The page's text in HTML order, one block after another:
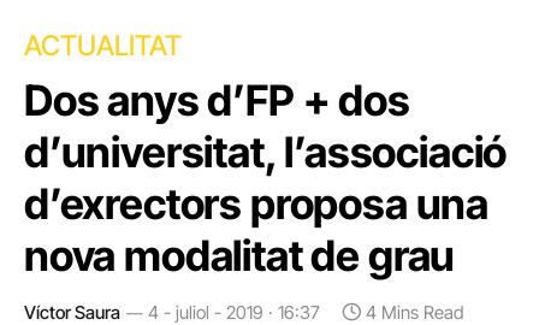
ACTUALITAT
Dos anys d’FP + dos
d’universitat, l’associació
d’exrectors proposa una
nova modalitat de grau
Víctor Saura 4 - juliol - 2019 · 16:37 4 Mins Read